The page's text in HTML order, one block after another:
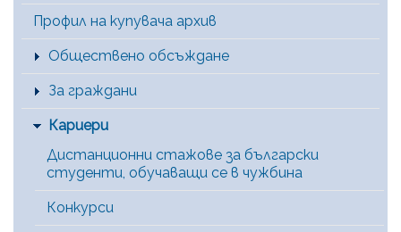
Профил на купувача архив
Обществено обсъждане
За граждани
Кариери
Дистанционни стажове за български
студенти, обучаващи се в чужбина
Конкурси